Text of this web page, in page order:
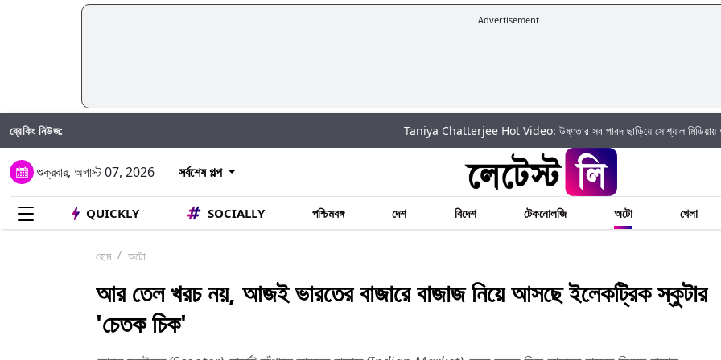
Advertisement
ব্রেকিং নিউজ: Taniya Chatterjee Hot Video: উষ্ণতার সব পারদ ছাড়িয়ে সোশ্যাল মিডিয়ায় আগুন ঝরালেন
শুক্রবার, অগাস্ট 07, 2026 সর্বশেষ গল্প
QUICKLY SOCIALLY পশ্চিমবঙ্গ দেশ বিদেশ টেকনোলজি অটো খেলা
হোম অটো
আর তেল খরচ নয়, আজই ভারতের বাজারে বাজাজ নিয়ে আসছে ইলেকট্রিক স্কুটার
'চেতক চিক'